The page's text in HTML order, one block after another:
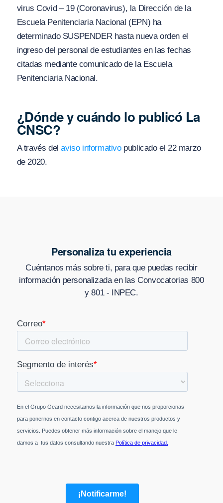
virus Covid – 19 (Coronavirus), la Dirección de la
Escuela Penitenciaria Nacional (EPN) ha
determinado SUSPENDER hasta nueva orden el
ingreso del personal de estudiantes en las fechas
citadas mediante comunicado de la Escuela
Penitenciaria Nacional.
¿Dónde y cuándo lo publicó La
CNSC?
A través delaviso informativopublicado el 22 marzo
de 2020.
Personaliza tu experiencia
Cuéntanos más sobre ti, para que puedas recibir
información personalizada en las Convocatorias 800
y 801 - INPEC.